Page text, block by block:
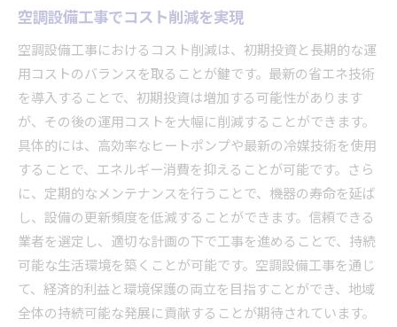
空調設備工事の快適性を追求する
空調設備工事がもたらす生活の変化
空調設備工事で暮らしをもっと快適に
未来を豊かにする空調設備工事の力
空調設備工事の賢い投資ポイント
資産価値を高める空調設備工事のコツ
空調設備工事の投資効果を最大化
空調設備工事で得られるメリットとは
投資成功のための空調設備工事の選び方
空調設備工事の賢い投資判断とは
空調設備工事で未来の資産を築く
空調設備工事における未来の展望
空調設備工事でコスト削減を実現
空調設備工事におけるコスト削減は、初期投資と長期的な運
用コストのバランスを取ることが鍵です。最新の省エネ技術
を導入することで、初期投資は増加する可能性があります
が、その後の運用コストを大幅に削減することができます。
具体的には、高効率なヒートポンプや最新の冷媒技術を使用
することで、エネルギー消費を抑えることが可能です。さら
に、定期的なメンテナンスを行うことで、機器の寿命を延ば
し、設備の更新頻度を低減することができます。信頼できる
業者を選定し、適切な計画の下で工事を進めることで、持続
可能な生活環境を築くことが可能です。空調設備工事を通じ
て、経済的利益と環境保護の両立を目指すことができ、地域
全体の持続可能な発展に貢献することが期待されています。